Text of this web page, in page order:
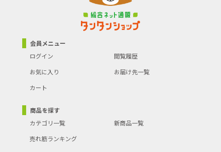
会員メニュー
ログイン
閲覧履歴
お気に入り
お届け先一覧
カート
商品を探す
カテゴリ一覧
新商品一覧
売れ筋ランキング